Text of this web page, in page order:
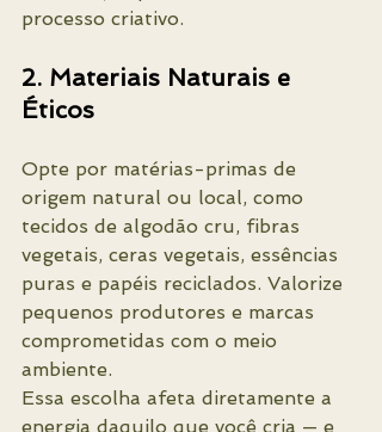
processo criativo.
2. Materiais Naturais e
Éticos
Opte por matérias-primas de
origem natural ou local, como
tecidos de algodão cru, fibras
vegetais, ceras vegetais, essências
puras e papéis reciclados. Valorize
pequenos produtores e marcas
comprometidas com o meio
ambiente.
Essa escolha afeta diretamente a
energia daquilo que você cria — e